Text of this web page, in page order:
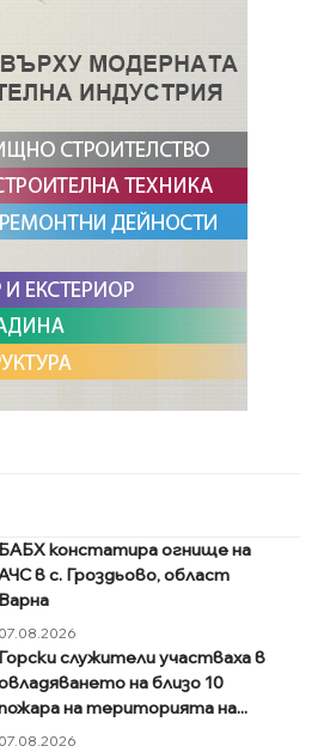
БАБХ констатира огнище на
в с. Гроздьово, област
Варна
07.08.2026
Горски служители участваха в
на близо 10
на територията на...
07.08.2026